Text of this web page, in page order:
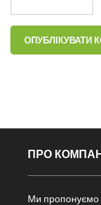
ПРО
Ми пропонуємо